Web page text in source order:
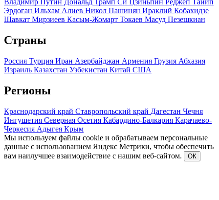
Владимир Путин Дональд Трамп Си Цзиньпин Реджеп Тайип
Эрдоган Ильхам Алиев Никол Пашинян Ираклий Кобахидзе
Шавкат Мирзиеев Касым-Жомарт Токаев Масуд Пезешкиан
Страны
Россия Турция Иран Азербайджан Армения Грузия Абхазия
Израиль Казахстан Узбекистан Китай США
Регионы
Краснодарский край Ставропольский край Дагестан Чечня
Ингушетия Северная Осетия Кабардино-Балкария Карачаево-
Черкесия Адыгея Крым
Мы используем файлы cookie и обрабатываем персональные
данные с использованием Яндекс Метрики, чтобы обеспечить
вам наилучшее взаимодействие с нашим веб-сайтом.
ОК